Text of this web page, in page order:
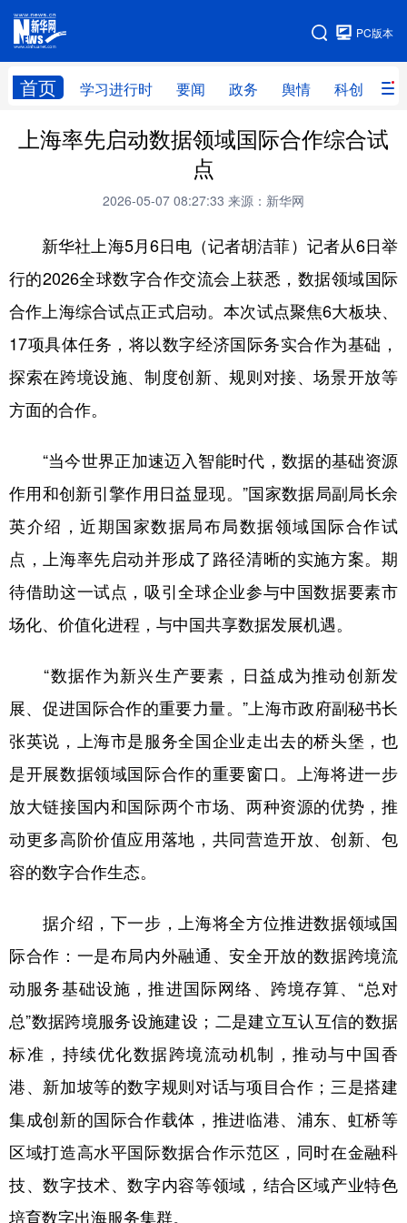
PC版本
首页 学习进行时 要闻 政务 舆情 科创 产
网站地图
首页 学习进行时 要闻 政务
民生
房产 体育 健康 图片
信息 廉政 原创 长三角频道
上海率先启动数据领域国际合作综合试
点
2026-05-07 08:27:33 来源：新华网
新华社上海5月6日电（记者胡洁菲）记者从6日举
行的2026全球数字合作交流会上获悉，数据领域国际
合作上海综合试点正式启动。本次试点聚焦6大板块、
17项具体任务，将以数字经济国际务实合作为基础，
探索在跨境设施、制度创新、规则对接、场景开放等
方面的合作。
“当今世界正加速迈入智能时代，数据的基础资源
作用和创新引擎作用日益显现。”国家数据局副局长余
英介绍，近期国家数据局布局数据领域国际合作试
点，上海率先启动并形成了路径清晰的实施方案。期
待借助这一试点，吸引全球企业参与中国数据要素市
场化、价值化进程，与中国共享数据发展机遇。
“数据作为新兴生产要素，日益成为推动创新发
展、促进国际合作的重要力量。”上海市政府副秘书长
张英说，上海市是服务全国企业走出去的桥头堡，也
是开展数据领域国际合作的重要窗口。上海将进一步
放大链接国内和国际两个市场、两种资源的优势，推
动更多高阶价值应用落地，共同营造开放、创新、包
容的数字合作生态。
据介绍，下一步，上海将全方位推进数据领域国
际合作：一是布局内外融通、安全开放的数据跨境流
动服务基础设施，推进国际网络、跨境存算、“总对
总”数据跨境服务设施建设；二是建立互认互信的数据
标准，持续优化数据跨境流动机制，推动与中国香
港、新加坡等的数字规则对话与项目合作；三是搭建
集成创新的国际合作载体，推进临港、浦东、虹桥等
区域打造高水平国际数据合作示范区，同时在金融科
技、数字技术、数字内容等领域，结合区域产业特色
培育数字出海服务集群。